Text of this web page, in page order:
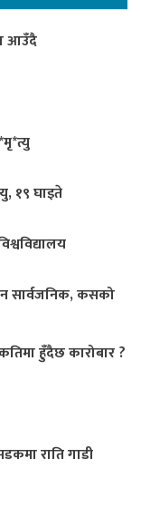
आउँदै
१९ घाइते
सार्वजनिक, कसको
हुँदैछ कारोबार ?
राति गाडी